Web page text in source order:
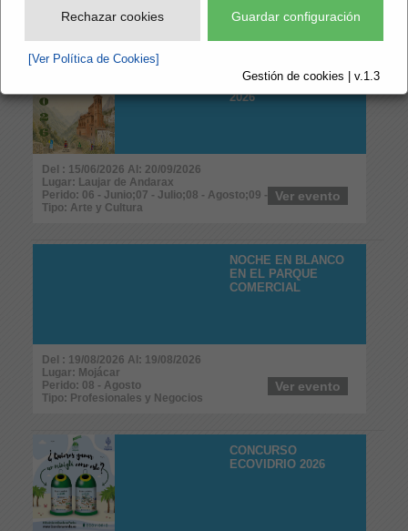
Rechazar cookies Guardar configuración
[Ver Política de Cookies]
Gestión de cookies | v.1.3
Tipo: Arte y Cultura
PROGRAMACIÓN
VERANO CULTURAL
2026
Del : 15/06/2026 Al: 20/09/2026
Lugar: Laujar de Andarax
Perido: 06 - Junio;07 - Julio;08 - Agosto;09 - Septiembre
Tipo: Arte y Cultura
Ver evento
NOCHE EN BLANCO
EN EL PARQUE
COMERCIAL
Del : 19/08/2026 Al: 19/08/2026
Lugar: Mojácar
Perido: 08 - Agosto
Tipo: Profesionales y Negocios
Ver evento
CONCURSO
ECOVIDRIO 2026